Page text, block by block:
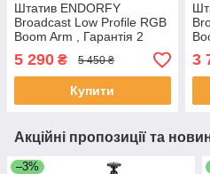
Штатив ENDORFY
Broadcast Low Profile RGB
Boom Arm , Гарантія 2
роки
5 290 ₴ 5 450 ₴
Купити
3
Акційні пропозиції та
–3%